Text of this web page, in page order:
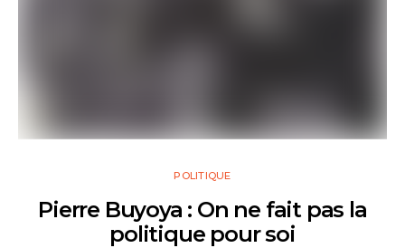
POLITIQUE
Pierre Buyoya : On ne fait pas la
politique pour soi